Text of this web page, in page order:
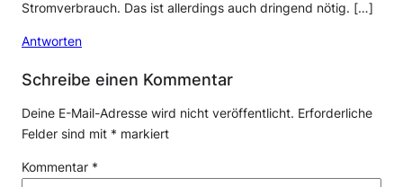
Stromverbrauch. Das ist allerdings auch dringend nötig. […]
Antworten
Schreibe einen Kommentar
Deine E-Mail-Adresse wird nicht veröffentlicht. Erforderliche
Felder sind mit * markiert
Kommentar *